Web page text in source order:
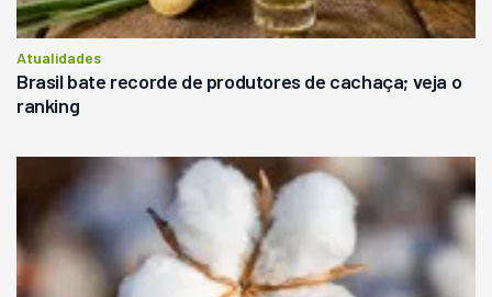
Atualidades
Brasil bate recorde de produtores de cachaça; veja o
ranking